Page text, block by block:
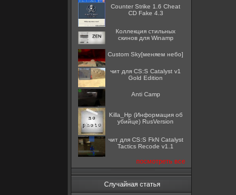
Counter Strike 1.6 Cheat
CD Fake 4.3
Коллекция стильных
скинов для Winamp
Custom Sky[меняем небо]
чит для CS:S Catalyst v1
Gold Edition
Anti Camp
Killa_Hp (Информация об
убийце) RusVersion
чит для CS:S FkN Catalyst
Tactics Recode v1.1
посмотреть все
Случайная статья